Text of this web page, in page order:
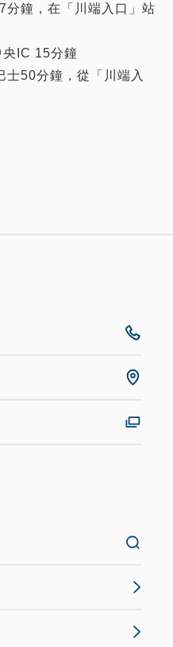
分鐘，在「川端入口」站
央IC 15分鐘
士50分鐘，從「川端入